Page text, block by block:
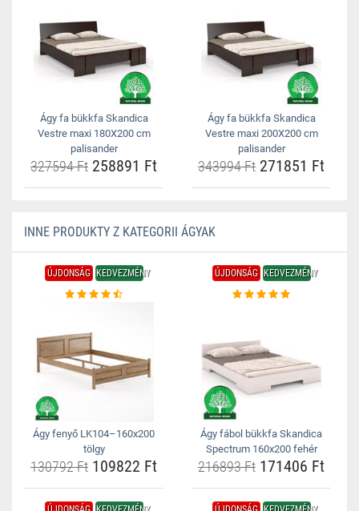
Ágy fa bükkfa Skandica
Vestre maxi 180X200 cm
palisander
327594 Ft 258891 Ft
Ágy fa bükkfa Skandica
Vestre maxi 200X200 cm
palisander
343994 Ft 271851 Ft
INNE PRODUKTY Z KATEGORII ÁGYAK
ÚJDONSÁG KEDVEZMÉNY
Ágy fenyő LK104–160x200
tölgy
130792 Ft 109822 Ft
ÚJDONSÁG KEDVEZMÉNY
Ágy fábol bükkfa Skandica
Spectrum 160x200 fehér
216893 Ft 171406 Ft